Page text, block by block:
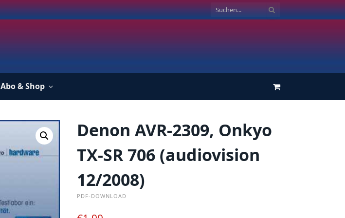
Abo & Shop Einkaufswagen
Denon AVR-2309, Onkyo
TX-SR 706 (audiovision
12/2008)
PDF-DOWNLOAD